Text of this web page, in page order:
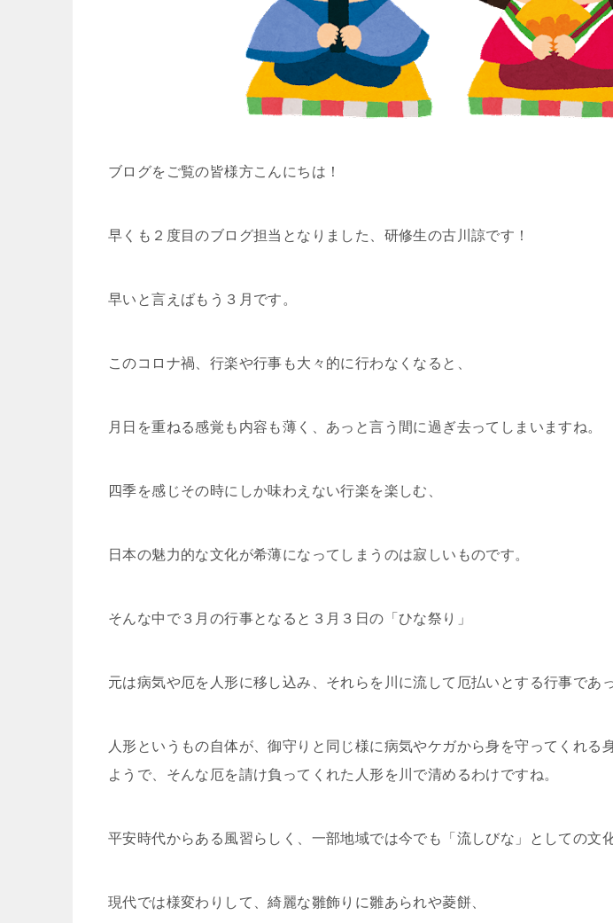
ブログをご覧の皆様方こんにちは！
早くも２度目のブログ担当となりました、研修生の古川諒です！
早いと言えばもう３月です。
このコロナ禍、行楽や行事も大々的に行わなくなると、
月日を重ねる感覚も内容も薄く、あっと言う間に過ぎ去ってしまいますね。
四季を感じその時にしか味わえない行楽を楽しむ、
日本の魅力的な文化が希薄になってしまうのは寂しいものです。
そんな中で３月の行事となると３月３日の「ひな祭り」
元は病気や厄を人形に移し込み、それらを川に流して厄払いとする行事であ
人形というもの自体が、御守りと同じ様に病気やケガから身を守ってくれる
ようで、そんな厄を請け負ってくれた人形を川で清めるわけですね。
平安時代からある風習らしく、一部地域では今でも「流しびな」としての文
現代では様変わりして、綺麗な雛飾りに雛あられや菱餅、